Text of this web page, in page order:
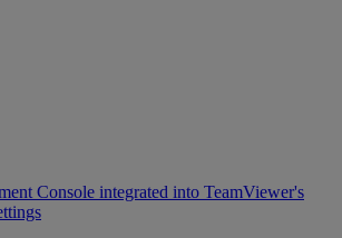
Console integrated into TeamViewer's